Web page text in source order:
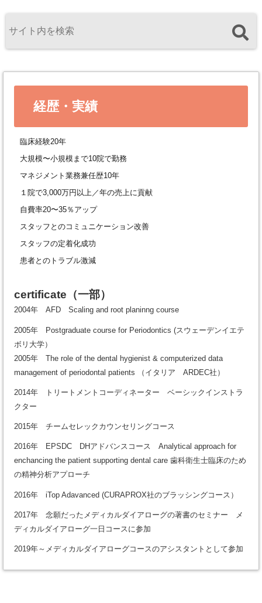
経歴・実績
臨床経験20年
大規模〜小規模まで10院で勤務
マネジメント業務兼任歴10年
１院で3,000万円以上／年の売上に貢献
自費率20〜35％アップ
スタッフとのコミュニケーション改善
スタッフの定着化成功
患者とのトラブル激減
certificate （一部）
2004年 AFD Scaling and root planinng course
2005年 Postgraduate course for Periodontics (スウェーデンイエテ
ボリ大学）
2005年 The role of the dental hygienist & computerized data
management of periodontal patients （イタリア ARDEC社）
2014年 トリートメントコーディネーター ベーシックインストラ
クター
2015年 チームセレックカウンセリングコース
2016年 EPSDC DHアドバンスコース Analytical approach for
enchancing the patient supporting dental care 歯科衛生士臨床のため
の精神分析アプローチ
2016年 iTop Adavanced (CURAPROX社のブラッシングコース）
2017年 念願だったメディカルダイアローグの著書のセミナー メ
ディカルダイアローグ一日コースに参加
2019年～メディカルダイアローグコースのアシスタントとして参加